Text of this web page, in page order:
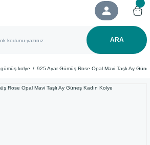
ARA
gümüş kolye 925 Ayar Gümüş Rose Opal Mavi Taşlı Ay